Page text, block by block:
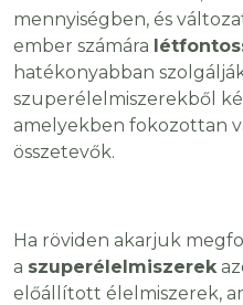
mennyiségben, és
ember számára
hatékonyabban
szuperélelmiszerekből
amelyekben fokozottan
összetevők.
Ha röviden akarjuk
a szuperélelmiszerek
előállított élelmiszerek,